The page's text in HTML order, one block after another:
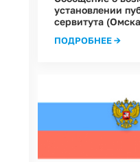
на рабочих местах в
на рабочих местах в МКУ
установлении
сервитута
ПОДРОБНЕЕ →